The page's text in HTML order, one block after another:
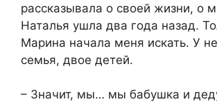
рассказывала о своей жизни, о
Наталья ушла два года назад.
Марина начала меня искать. У
семья, двое детей.
– Значит, мы… мы бабушка и